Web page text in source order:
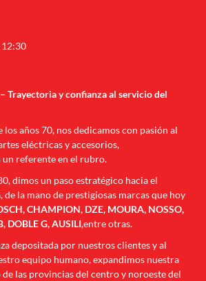
12:30
Trayectoria y confianza al servicio del
años 70, nos dedicamos con pasión al
eléctricas y accesorios,
referente en el rubro.
dimos un paso estratégico hacia el
la mano de prestigiosas marcas que hoy
CHAMPION, DZE, MOURA, NOSSO,
DOBLE G, AUSILI,entre otras.
depositada por nuestros clientes y al
equipo humano, expandimos nuestra
de las provincias del centro y noroeste del